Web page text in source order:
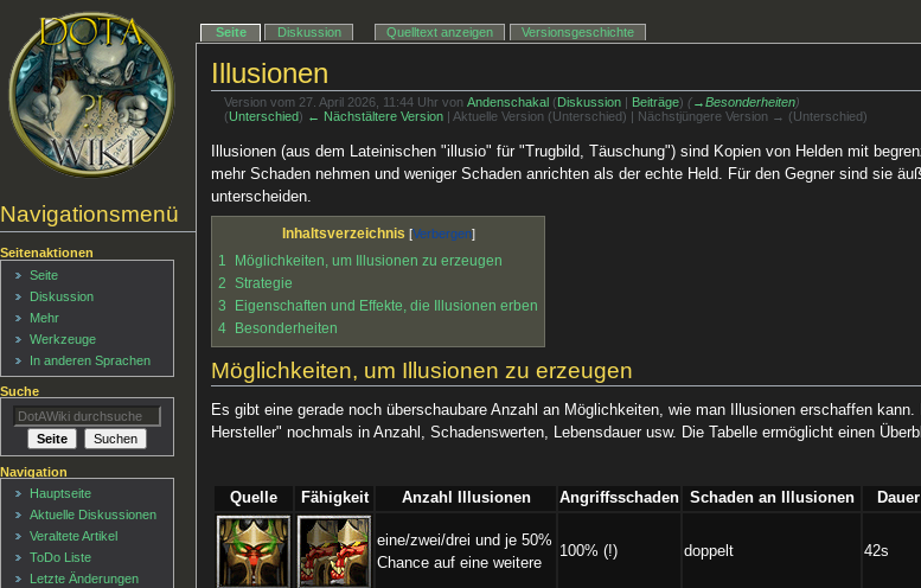
Illusionen
Version vom 27. April 2026, 11:44 Uhr von Andenschakal (Diskussion | Beiträge) (→‎Besonderheiten)
(Unterschied) ← Nächstältere Version | Aktuelle Version (Unterschied) | Nächstjüngere Version → (Unterschied)
Illusionen (aus dem Lateinischen "illusio" für "Trugbild, Täuschung") sind Kopien von Helden mit
mehr Schaden nehmen und weniger Schaden anrichten als der echte Held. Für den Gegner sind sie
unterscheiden.
Inhaltsverzeichnis
1
Möglichkeiten, um Illusionen zu erzeugen
2 Strategie
3
Eigenschaften und Effekte, die Illusionen erben
4
Besonderheiten
Möglichkeiten, um Illusionen zu erzeugen
Es gibt eine gerade noch überschaubare Anzahl an Möglichkeiten, wie man Illusionen erschaffen
Hersteller" nochmals in Anzahl, Schadenswerten, Lebensdauer usw. Die Tabelle ermöglicht einen
Quelle Fähigkeit Anzahl Illusionen Angriffsschaden Schaden an Illusionen Dauer
eine/zwei/drei und je 50%
Chance auf eine weitere
100% (!) doppelt 42s
Navigationsmenü
Seite Diskussion Quelltext anzeigen Versionsgeschichte
Seitenaktionen
Seite
Diskussion
Mehr
Werkzeuge
In anderen Sprachen
Suche
Navigation
Hauptseite
Aktuelle Diskussionen
Veraltete Artikel
ToDo Liste
Letzte Änderungen